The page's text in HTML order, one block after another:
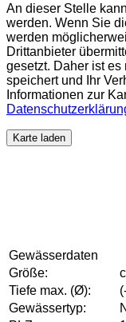
An dieser Stelle
werden. Wenn Sie
werden
Drittanbieter
gesetzt. Daher ist
speichert und Ihr
Informationen zur
Karte laden
Gewässerdaten
Größe:
Tiefe max. (Ø):
Gewässertyp: